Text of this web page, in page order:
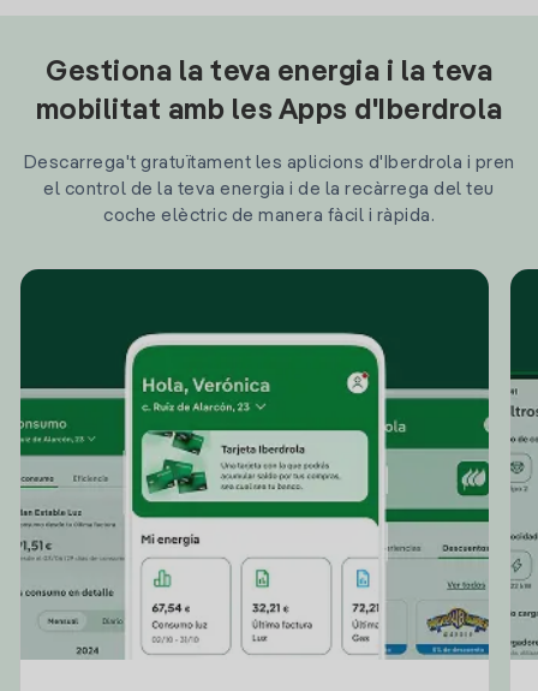
Gestiona la teva energia i la teva
mobilitat amb les Apps d'Iberdrola
Descarrega't gratuïtament les aplicions d'Iberdrola i pren
el control de la teva energia i de la recàrrega del teu
coche elèctric de manera fàcil i ràpida.